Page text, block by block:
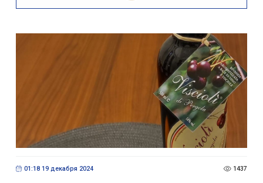
01:18 19 декабря 2024 1437